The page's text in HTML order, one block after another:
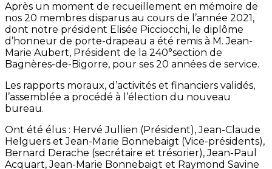
Après un moment de recueillement en mémoire de
nos 20 membres disparus au cours de l’année 2021,
dont notre président Elisée Picciocchi, le diplôme
d’honneur de porte-drapeau a été remis à M. Jean-
Marie Aubert, Président de la 240°section de
Bagnères-de-Bigorre, pour ses 20 années de service.
Les rapports moraux, d’activités et financiers validés,
l’assemblée a procédé à l’élection du nouveau
bureau.
Ont été élus : Hervé Jullien (Président), Jean-Claude
Helguers et Jean-Marie Bonnebaigt (Vice-présidents),
Bernard Derache (secrétaire et trésorier), Jean-Paul
Acquart, Jean-Marie Bonnebaigt et Raymond Savine